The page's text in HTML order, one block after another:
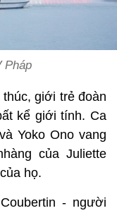
Pháp
giới trẻ đoàn
kể giới tính. Ca
Yoko Ono vang
của Juliette
họ.
- người